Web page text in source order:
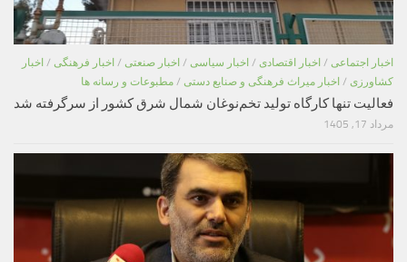
اخبار اجتماعی / اخبار اقتصادی / اخبار سیاسی / اخبار صنعتی / اخبار فرهنگی / اخبار
کشاورزی / اخبار میراث فرهنگی و صنایع دستی / مطبوعات و رسانه ها
فعالیت تنها کارگاه تولید تخم‌نوغان شمال شرق کشور از سرگرفته شد
مرداد 17, 1405